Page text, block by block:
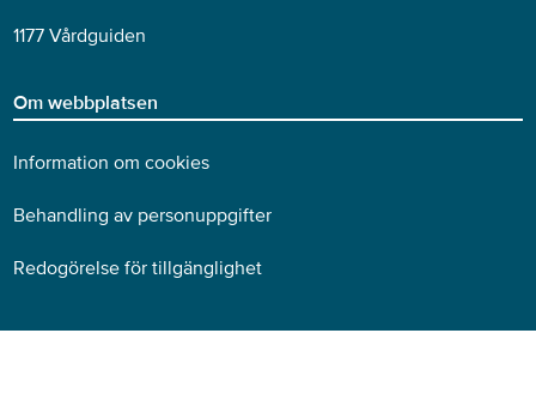
1177 Vårdguiden
Om webbplatsen
Information om cookies
Behandling av personuppgifter
Redogörelse för tillgänglighet